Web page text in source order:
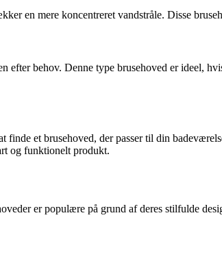
en mere koncentreret vandstråle. Disse
behov. Denne type brusehoved er ideel,
et brusehoved, der passer til din
og funktionelt produkt.
er populære på grund af deres stilfulde